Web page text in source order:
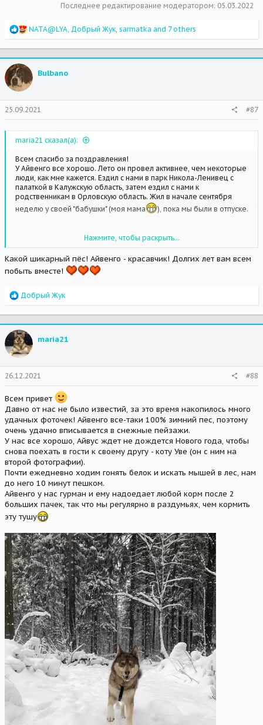
Последнее редактирование модератором: 05.03.2022
R
a
c
t
o
s
:
NATA@LYA Добрый Жук sarmatka and 7 others
Bulbano
25.09.2021 #87
maria21 сказал(а):
Всем спасибо за поздравления!
У Айвенго все хорошо. Лето он провел активнее, чем некоторые
люди, как мне кажется. Ездил с нами в парк Никола-Ленивец с
палаткой в Калужскую область, затем ездил с нами к
родственникам в Орловскую область. Жил в начале сентября
неделю у своей "бабушки" (моя мама
), пока мы были в отпуске.
Нажмите, чтобы раскрыть...
Какой шикарный пёс! Айвенго - красавчик! Долгих лет вам всем
побыть вместе!
R
a
c
t
i
o
n
s
:
Добрый Жук
maria21
26.12.2021 #88
Всем привет
Давно от нас не было известий, за это время накопилось много
удачных фоточек! Айвенго все-таки 100% зимний пес, поэтому
очень удачно вписывается в снежные пейзажи.
У нас все хорошо, Айвус ждет не дождется Нового года, чтобы
снова поехать в гости к своему другу - коту Уве (он с ним на
второй фотографии).
Почти ежедневно ходим гонять белок и искать мышей в лес, нам
до него 10 минут пешком.
Айвенго у нас гурман и ему надоедает любой корм после 2
больших пачек, так что мы регулярно в раздумьях, чем кормить
эту тушу